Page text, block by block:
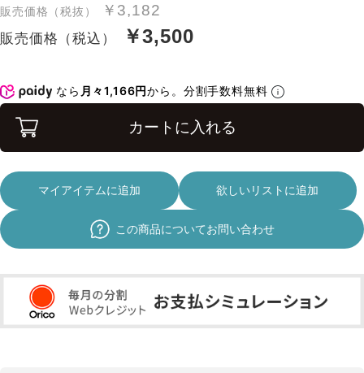
販売価格（税抜） ￥3,182
販売価格（税込） ￥3,500
なら 月々1,166円から。分割手数料無料
カートに入れる
マイアイテムに追加 欲しいリストに追加
この商品についてお問い合わせ